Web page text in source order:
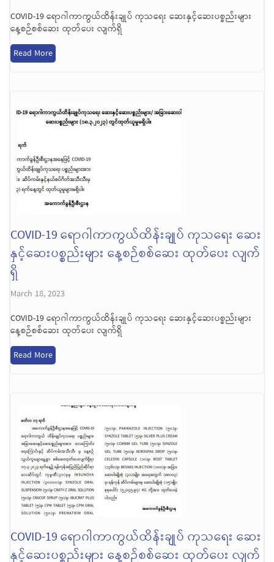
COVID-19 ရောဂါကာကွယ်ထိန်းချုပ် ကုသရေး ဆေးနှင့်ဆေးပစ္စည်းများ
နေ့စဉ်စစ်ဆေး ထုတ်ပေး လျက်ရှိ
Read More
COVID-19 ရောဂါကာကွယ်ထိန်းချုပ် ကုသရေး ဆေး
နှင့်ဆေးပစ္စည်းများ နေ့စဉ်စစ်ဆေး ထုတ်ပေး လျက်
ရှိ
March 18, 2023
COVID-19 ရောဂါကာကွယ်ထိန်းချုပ် ကုသရေး ဆေးနှင့်ဆေးပစ္စည်းများ
နေ့စဉ်စစ်ဆေး ထုတ်ပေး လျက်ရှိ
Read More
COVID-19 ရောဂါကာကွယ်ထိန်းချုပ် ကုသရေး ဆေး
နှင့်ဆေးပစ္စည်းများ နေ့စဉ်စစ်ဆေး ထုတ်ပေး လျက်